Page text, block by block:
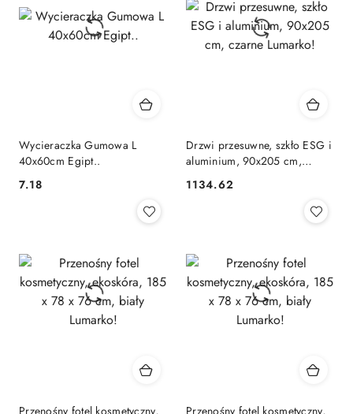
Wycieraczka Gumowa L
40x60cm Egipt..
Cena:
7.18
Drzwi przesuwne, szkło ESG i
aluminium, 90x205 cm,
Cena:
1134.62